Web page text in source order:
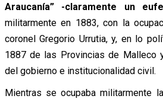
Araucanía” -claramente un
militarmente en 1883, con la
coronel Gregorio Urrutia, y, en lo
1887 de las Provincias de Malleco
del gobierno e institucionalidad civil.
Mientras se ocupaba militarmente